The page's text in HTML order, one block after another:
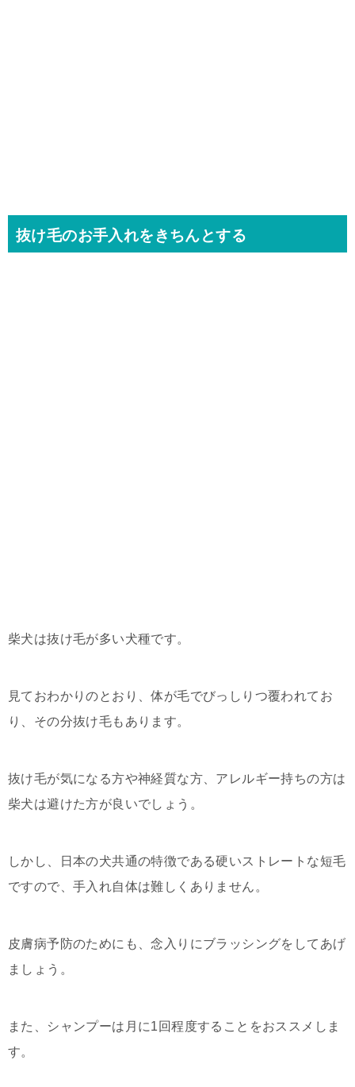
抜け毛のお手入れをきちんとする
柴犬は抜け毛が多い犬種です。
見ておわかりのとおり、体が毛でびっしりつ覆われてお
り、その分抜け毛もあります。
抜け毛が気になる方や神経質な方、アレルギー持ちの方は
柴犬は避けた方が良いでしょう。
しかし、日本の犬共通の特徴である硬いストレートな短毛
ですので、手入れ自体は難しくありません。
皮膚病予防のためにも、念入りにブラッシングをしてあげ
ましょう。
また、シャンプーは月に1回程度することをおススメしま
す。